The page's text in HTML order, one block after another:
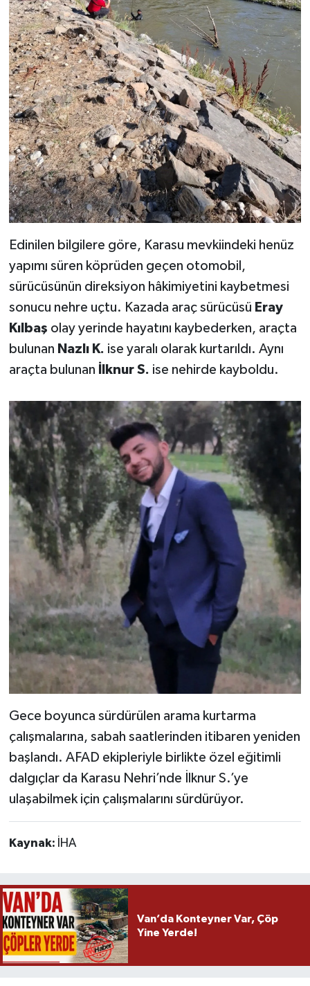
Edinilen bilgilere göre, Karasu mevkiindeki henüz
yapımı süren köprüden geçen otomobil,
sürücüsünün direksiyon hâkimiyetini kaybetmesi
sonucu nehre uçtu. Kazada araç sürücüsü Eray
Kılbaş olay yerinde hayatını kaybederken, araçta
bulunan Nazlı K. ise yaralı olarak kurtarıldı. Aynı
araçta bulunan
İlknur S. ise nehirde kayboldu.
Gece boyunca sürdürülen arama kurtarma
çalışmalarına, sabah saatlerinden itibaren yeniden
başlandı. AFAD ekipleriyle birlikte özel eğitimli
dalgıçlar da Karasu Nehri’nde İlknur S.’ye
ulaşabilmek için çalışmalarını sürdürüyor.
Kaynak: İHA
Van’da Konteyner Var, Çöp
Yine Yerde!